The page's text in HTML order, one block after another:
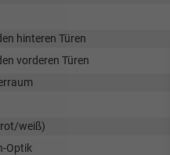
hinteren Türen
vorderen Türen
weiß)
Optik